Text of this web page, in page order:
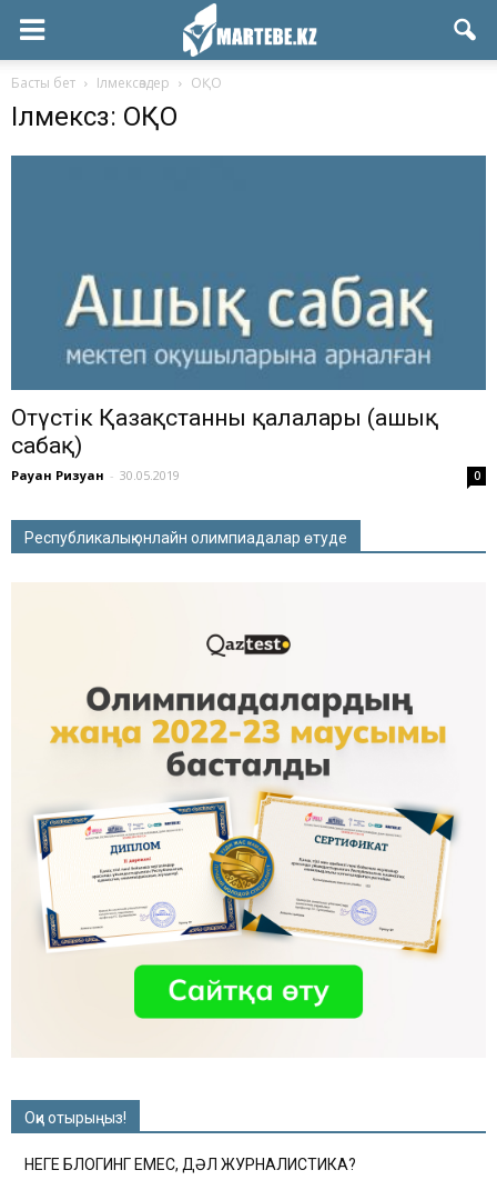
Басты бет Ілмексөздер ОҚО
Ілмексөз: ОҚО
Оңтүстік Қазақстанның қалалары (ашық
сабақ)
Рауан Ризуан - 30.05.2019 0
Республикалық онлайн олимпиадалар өтуде
Оқи отырыңыз!
НЕГЕ БЛОГИНГ ЕМЕС, ДӘЛ ЖУРНАЛИСТИКА?